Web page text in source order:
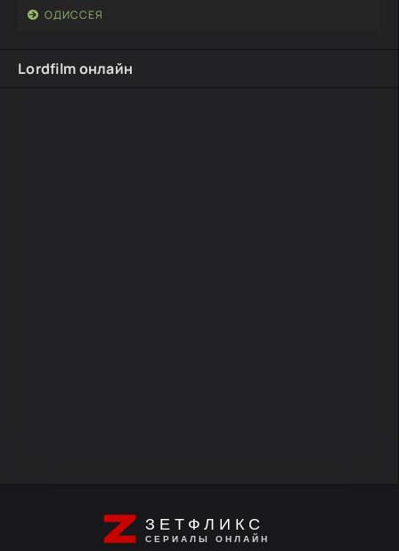
ОДИССЕЯ
Lordfilm онлайн
ЗЕТФЛИКС
СЕРИАЛЫ ОНЛАЙН